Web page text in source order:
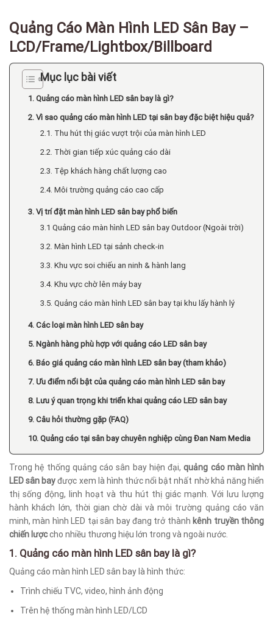
Quảng Cáo Màn Hình LED Sân Bay –
LCD/Frame/Lightbox/Billboard
Mục lục bài viết
1. Quảng cáo màn hình LED sân bay là gì?
2. Vì sao quảng cáo màn hình LED tại sân bay đặc biệt hiệu quả?
2.1. Thu hút thị giác vượt trội của màn hình LED
2.2. Thời gian tiếp xúc quảng cáo dài
2.3. Tệp khách hàng chất lượng cao
2.4. Môi trường quảng cáo cao cấp
3. Vị trí đặt màn hình LED sân bay phổ biến
3.1 Quảng cáo màn hình LED sân bay Outdoor (Ngoài trời)
3.2. Màn hình LED tại sảnh check-in
3.3. Khu vực soi chiếu an ninh & hành lang
3.4. Khu vực chờ lên máy bay
3.5. Quảng cáo màn hình LED sân bay tại khu lấy hành lý
4. Các loại màn hình LED sân bay
5. Ngành hàng phù hợp với quảng cáo LED sân bay
6. Báo giá quảng cáo màn hình LED sân bay (tham khảo)
7. Ưu điểm nổi bật của quảng cáo màn hình LED sân bay
8. Lưu ý quan trọng khi triển khai quảng cáo LED sân bay
9. Câu hỏi thường gặp (FAQ)
10. Quảng cáo tại sân bay chuyên nghiệp cùng Đan Nam Media
Trong hệ thống quảng cáo sân bay hiện đại,quảng cáo màn hình
LED sân bayđược xem là hình thức nổi bật nhất nhờ khả năng hiển
thị sống động, linh hoạt và thu hút thị giác mạnh. Với lưu lượng
hành khách lớn, thời gian chờ dài và môi trường quảng cáo văn
minh, màn hình LED tại sân bay đang trở thành kênh truyền thông
chiến lượccho nhiều thương hiệu lớn trong và ngoài nước.
1. Quảng cáo màn hình LED sân bay là gì?
Quảng cáo màn hình LED sân bay là hình thức:
Trình chiếu TVC, video, hình ảnh động
Trên hệ thống màn hình LED/LCD